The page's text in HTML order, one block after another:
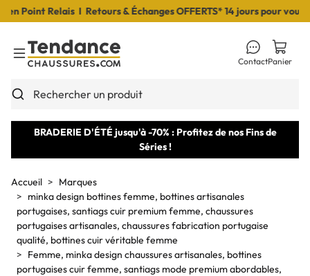
Point Relais I Retours & Échanges OFFERTS* 14 jours pour vous
Toggle Menu
Rechercher un produit
ContactPanier
BRADERIE D'ÉTÉ jusqu'à -70% : Profitez de nos Fins de
Séries !
Accueil
Marques
minka design bottines femme, bottines artisanales
portugaises, santiags cuir premium femme, chaussures
portugaises artisanales, chaussures fabrication portugaise
qualité, bottines cuir véritable femme
Femme, minka design chaussures artisanales, bottines
portugaises cuir femme, santiags mode premium abordables,